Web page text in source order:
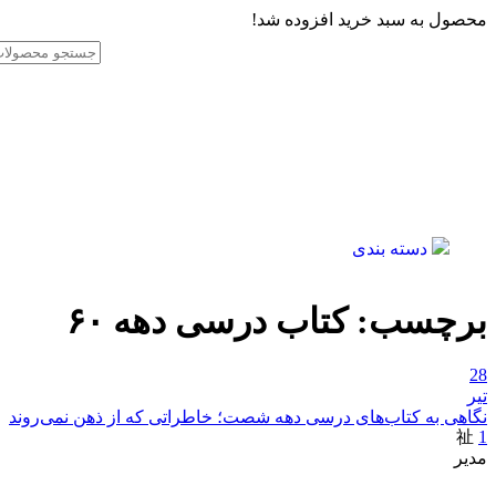
محصول به سبد خرید افزوده شد!
دسته بندی
برچسب:کتاب درسی دهه ۶۰
28
تیر
نگاهی به کتاب‌های درسی دهه شصت؛ خاطراتی که از ذهن نمی‌روند
1
مدیر